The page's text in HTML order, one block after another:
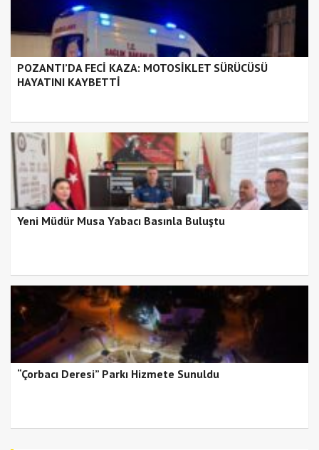
POZANTI’DA FECİ KAZA: MOTOSİKLET SÜRÜCÜSÜ
HAYATINI KAYBETTİ
Yeni Müdür Musa Yabacı Basınla Buluştu
“Çorbacı Deresi” Parkı Hizmete Sunuldu